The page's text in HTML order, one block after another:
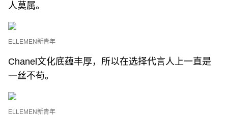
人莫属。
ELLEMEN新青年
Chanel文化底蕴丰厚，所以在选择代言人上一直是
一丝不苟。
ELLEMEN新青年